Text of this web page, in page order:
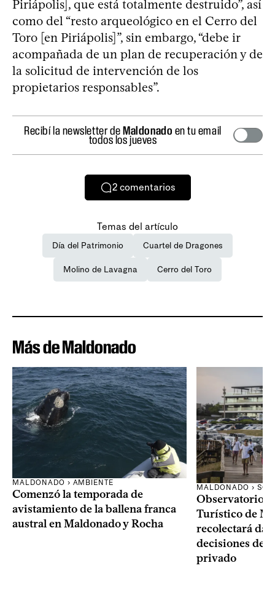
Piriápolis], que está totalmente destruido”, así
como del “resto arqueológico en el Cerro del
Toro [en Piriápolis]”, sin embargo, “debe ir
acompañada de un plan de recuperación y de
la solicitud de intervención de los
propietarios responsables”.
Recibí la newsletter deMaldonado en tu email
todos los jueves
2 comentarios
Temas del artículo
Día del Patrimonio Cuartel de Dragones
Molino de Lavagna Cerro del Toro
Más de Maldonado
MALDONADO › AMBIENTE
Comenzó la temporada de
avistamiento de la ballena franca
austral en Maldonado y Rocha
MALDONADO ›
Observatorio
Turístico de
recolectará
decisiones del
privado